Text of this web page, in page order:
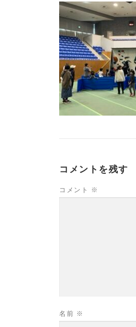
コメントを残す
コメント ※
名前 ※